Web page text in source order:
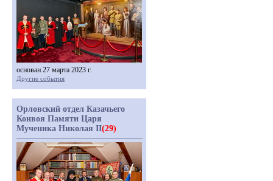
основан 27 марта 2023 г.
Другие события
Орловский отдел Казачьего
Конвоя Памяти Царя
Мученика Николая II(29)